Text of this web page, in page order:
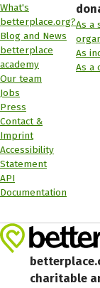
What's
betterplace.org?
Blog and News
betterplace
academy
Our team
Jobs
Press
Contact &
Imprint
Accessibility
Statement
API
Documentation
As a
As
As a
charitable